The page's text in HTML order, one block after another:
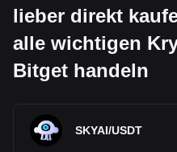
lieber direkt
alle wichtigen
Bitget handeln
SKYAI/USDT